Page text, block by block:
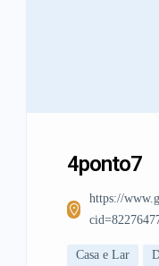
4ponto7
https://
Casa e Lar